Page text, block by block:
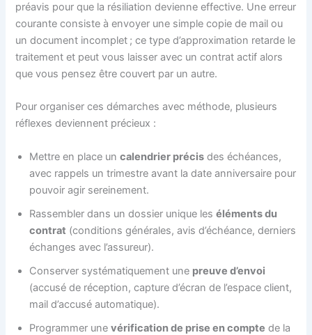
préavis pour que la résiliation devienne effective. Une erreur
courante consiste à envoyer une simple copie de mail ou
un document incomplet ; ce type d’approximation retarde le
traitement et peut vous laisser avec un contrat actif alors
que vous pensez être couvert par un autre.
Pour organiser ces démarches avec méthode, plusieurs
réflexes deviennent précieux :
Mettre en place uncalendrier précis des échéances,
avec rappels un trimestre avant la date anniversaire pour
pouvoir agir sereinement.
Rassembler dans un dossier unique leséléments du
contrat (conditions générales, avis d’échéance, derniers
échanges avec l’assureur).
Conserver systématiquement une preuve d’envoi
(accusé de réception, capture d’écran de l’espace client,
mail d’accusé automatique).
Programmer unevérification de prise en compte de la